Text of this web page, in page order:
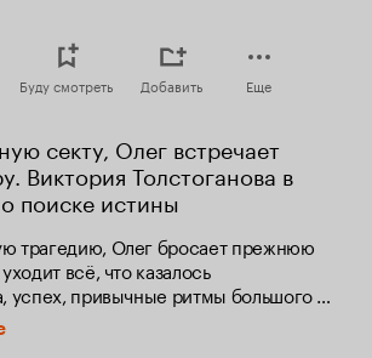
Буду смотреть Добавить Еще
секту, Олег встречает
Виктория Толстоганова в
поиске истины
трагедию, Олег бросает прежнюю
всё, что казалось
успех, привычные ритмы большого
для себя мужчина находит новый
покой, любовь и ответы